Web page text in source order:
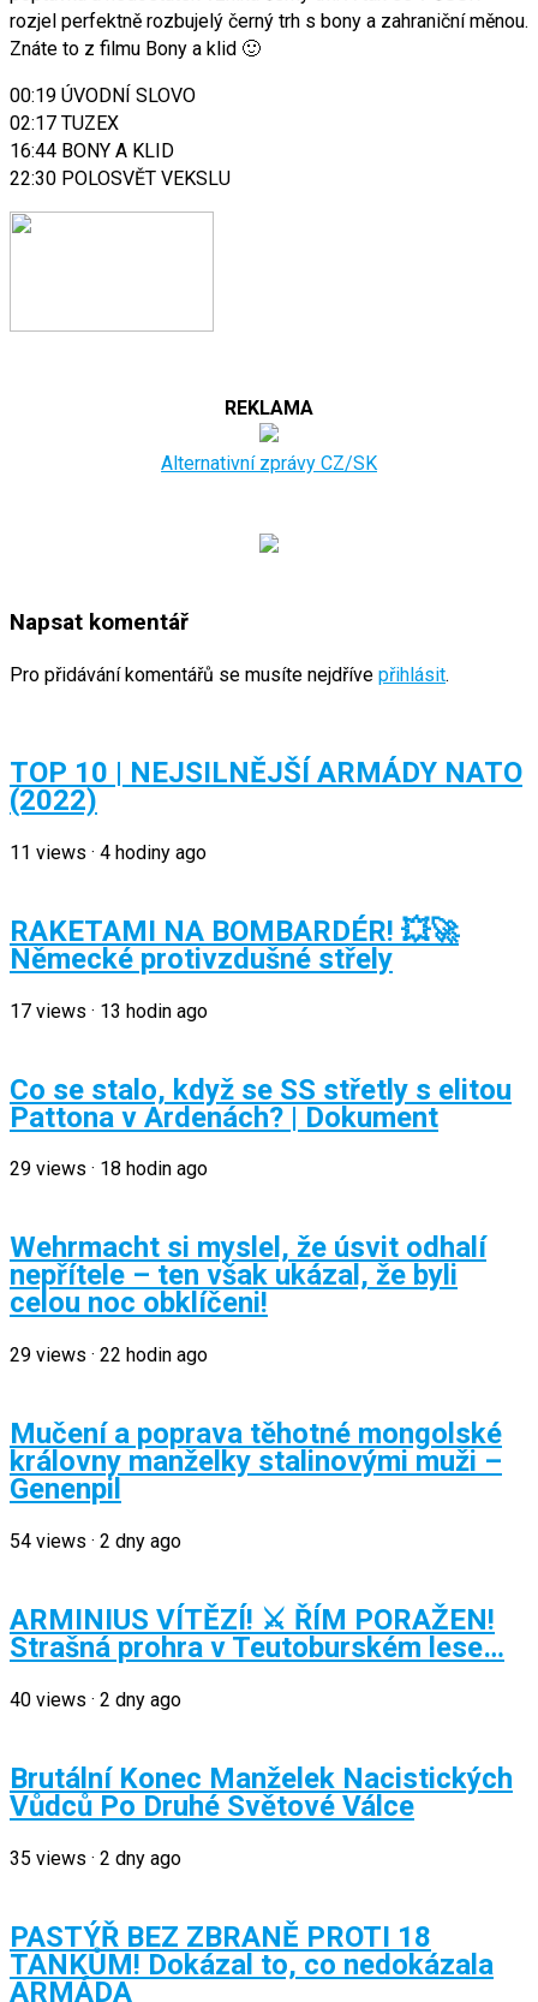
rozjel perfektně rozbujelý černý trh s bony a zahraniční měnou.
Znáte to z filmu Bony a klid 🙂
00:19 ÚVODNÍ SLOVO
02:17 TUZEX
16:44 BONY A KLID
22:30 POLOSVĚT VEKSLU
REKLAMA
Alternativní zprávy CZ/SK
Napsat komentář
Pro přidávání komentářů se musíte nejdříve přihlásit.
TOP 10 | NEJSILNĚJŠÍ ARMÁDY NATO
(2022)
11 views · 4 hodiny ago
RAKETAMI NA BOMBARDÉR! 💥🚀
Německé protivzdušné střely
17 views · 13 hodin ago
Co se stalo, když se SS střetly s elitou
Pattona v Ardenách? | Dokument
29 views · 18 hodin ago
Wehrmacht si myslel, že úsvit odhalí
nepřítele – ten však ukázal, že byli
celou noc obklíčeni!
29 views · 22 hodin ago
Mučení a poprava těhotné mongolské
královny manželky stalinovými muži –
Genenpil
54 views · 2 dny ago
ARMINIUS VÍTĚZÍ! ⚔️ ŘÍM PORAŽEN!
Strašná prohra v Teutoburském lese…
40 views · 2 dny ago
Brutální Konec Manželek Nacistických
Vůdců Po Druhé Světové Válce
35 views · 2 dny ago
PASTÝŘ BEZ ZBRANĚ PROTI 18
TANKŮM! Dokázal to, co nedokázala
ARMÁDA